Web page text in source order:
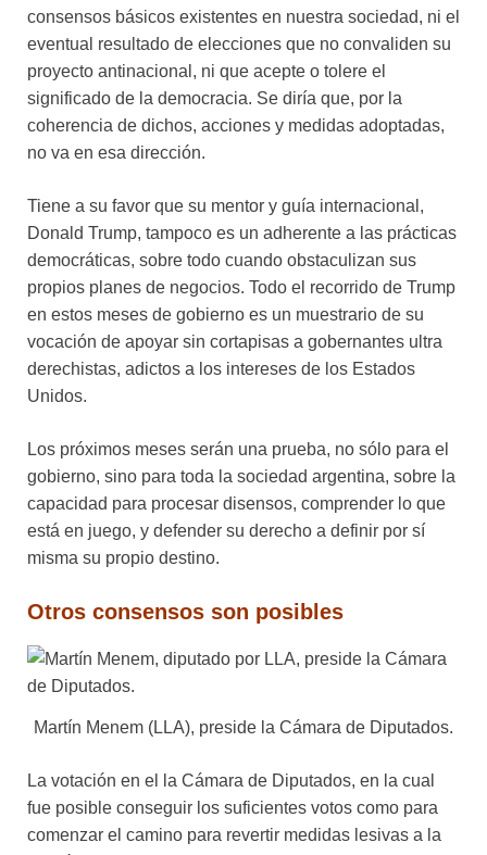
consensos básicos existentes en nuestra sociedad, ni el
eventual resultado de elecciones que no convaliden su
proyecto antinacional, ni que acepte o tolere el
significado de la democracia. Se diría que, por la
coherencia de dichos, acciones y medidas adoptadas,
no va en esa dirección.
Tiene a su favor que su mentor y guía internacional,
Donald Trump, tampoco es un adherente a las prácticas
democráticas, sobre todo cuando obstaculizan sus
propios planes de negocios. Todo el recorrido de Trump
en estos meses de gobierno es un muestrario de su
vocación de apoyar sin cortapisas a gobernantes ultra
derechistas, adictos a los intereses de los Estados
Unidos.
Los próximos meses serán una prueba, no sólo para el
gobierno, sino para toda la sociedad argentina, sobre la
capacidad para procesar disensos, comprender lo que
está en juego, y defender su derecho a definir por sí
misma su propio destino.
Otros consensos son posibles
Martín Menem (LLA), preside la Cámara de Diputados.
La votación en el la Cámara de Diputados, en la cual
fue posible conseguir los suficientes votos como para
comenzar el camino para revertir medidas lesivas a la